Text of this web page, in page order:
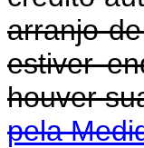
arranjo
estiver
houver
pela